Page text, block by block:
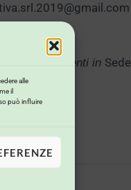
alle
il
può influire
Appuntamenti in Sede